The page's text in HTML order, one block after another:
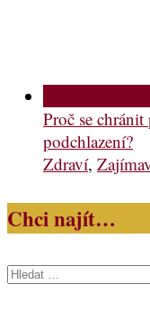
Proč se
podchlazení?
Zdraví,
Chci najít…
Vyhledávání